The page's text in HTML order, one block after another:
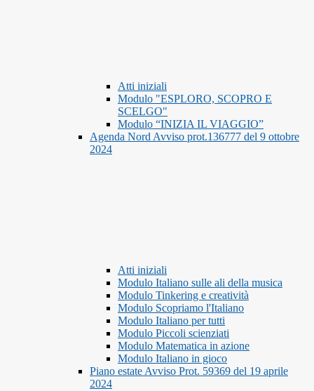
Atti iniziali
Modulo "ESPLORO, SCOPRO E
SCELGO"
Modulo “INIZIA IL VIAGGIO”
Agenda Nord Avviso prot.136777 del 9 ottobre
2024
Atti iniziali
Modulo Italiano sulle ali della musica
Modulo Tinkering e creatività
Modulo Scopriamo l'Italiano
Modulo Italiano per tutti
Modulo Piccoli scienziati
Modulo Matematica in azione
Modulo Italiano in gioco
Piano estate Avviso Prot. 59369 del 19 aprile
2024